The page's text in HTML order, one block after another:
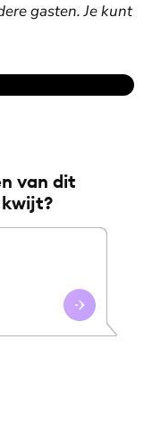
gasten. Je kunt
van dit